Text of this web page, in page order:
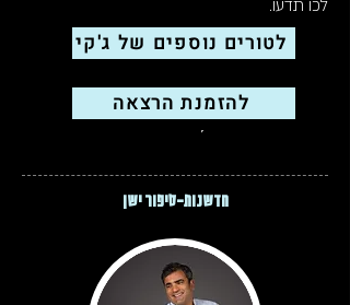
הרצאות
תוכן זה כל הסיפור
חדשנות-סיפור ישן
לכו תדעו.
לטורים נוספים של ג'קי
להזמנת הרצאה